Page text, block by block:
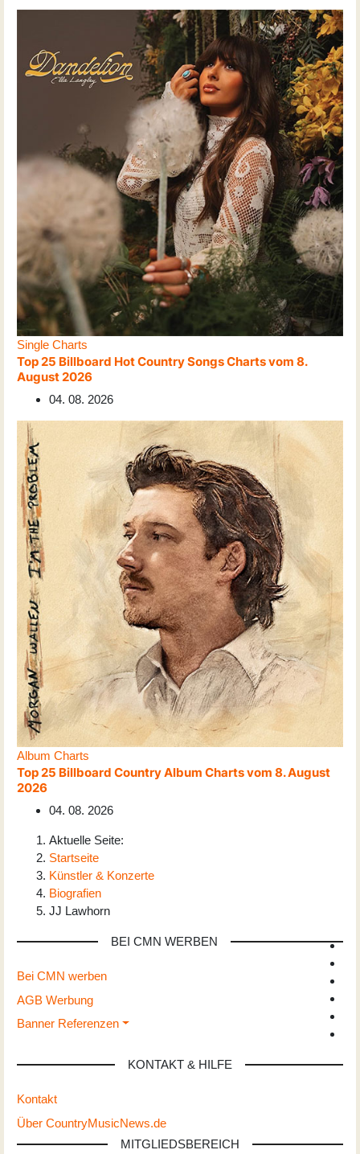
Single Charts
Top 25 Billboard Hot Country Songs Charts vom 8.
August 2026
04. 08. 2026
Album Charts
Top 25 Billboard Country Album Charts vom 8. August
2026
04. 08. 2026
Aktuelle Seite:
Startseite
Künstler & Konzerte
Biografien
JJ Lawhorn
BEI CMN WERBEN
Bei CMN werben
AGB Werbung
Banner Referenzen
KONTAKT & HILFE
Kontakt
Über CountryMusicNews.de
MITGLIEDSBEREICH